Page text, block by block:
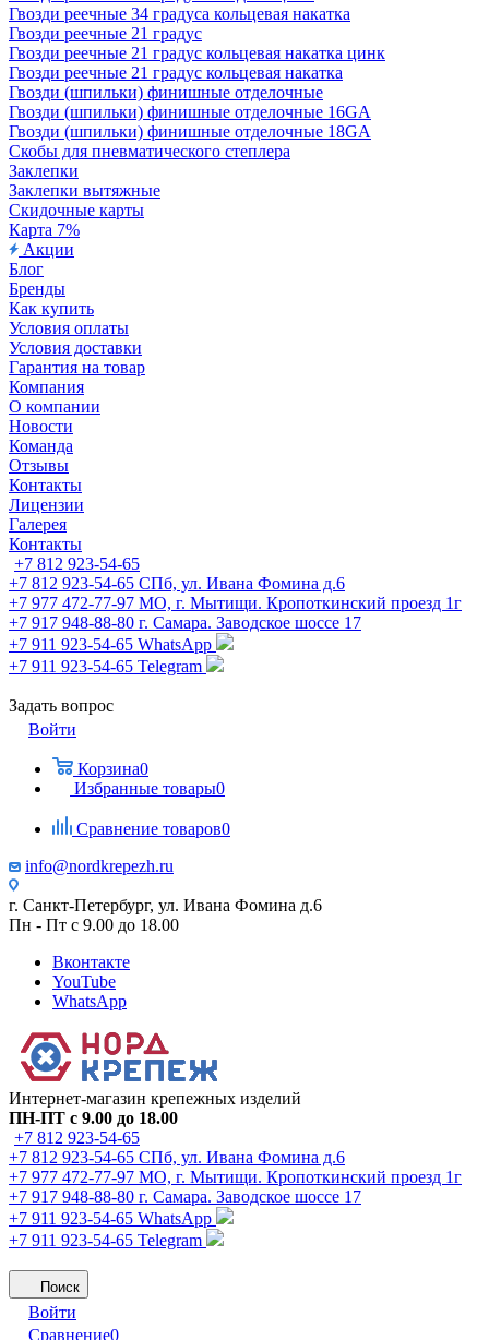
Гвозди реечные 34 градуса кольцевая накатка
Гвозди реечные 21 градус
Гвозди реечные 21 градус кольцевая накатка цинк
Гвозди реечные 21 градус кольцевая накатка
Гвозди (шпильки) финишные отделочные
Гвозди (шпильки) финишные отделочные 16GA
Гвозди (шпильки) финишные отделочные 18GA
Скобы для пневматического степлера
Заклепки
Заклепки вытяжные
Скидочные карты
Карта 7%
Акции
Блог
Бренды
Как купить
Условия оплаты
Условия доставки
Гарантия на товар
Компания
О компании
Новости
Команда
Отзывы
Контакты
Лицензии
Галерея
Контакты
+7 812 923-54-65
+7 812 923-54-65 СПб, ул. Ивана Фомина д.6
+7 977 472-77-97 МО, г. Мытищи. Кропоткинский проезд 1г
+7 917 948-88-80 г. Самара. Заводское шоссе 17
+7 911 923-54-65 WhatsApp
+7 911 923-54-65 Telegram
Задать вопрос
Войти
Корзина0
Избранные товары0
Сравнение товаров0
info@nordkrepezh.ru
г. Санкт-Петербург, ул. Ивана Фомина д.6
Пн - Пт с 9.00 до 18.00
Вконтакте
YouTube
WhatsApp
Интернет-магазин крепежных изделий
ПН-ПТ с 9.00 до 18.00
+7 812 923-54-65
+7 812 923-54-65 СПб, ул. Ивана Фомина д.6
+7 977 472-77-97 МО, г. Мытищи. Кропоткинский проезд 1г
+7 917 948-88-80 г. Самара. Заводское шоссе 17
+7 911 923-54-65 WhatsApp
+7 911 923-54-65 Telegram
Поиск
Войти
Сравнение0